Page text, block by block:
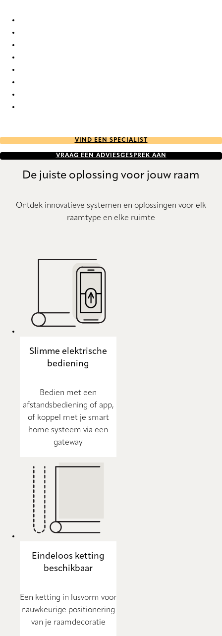
VIND EEN SPECIALIST
VRAAG EEN ADVIESGESPREK AAN
De juiste oplossing voor jouw raam
Ontdek innovatieve systemen en oplossingen voor elk
raamtype en elke ruimte
Slimme elektrische
bediening
Bedien met een
afstandsbediening of app,
of koppel met je smart
home systeem via een
gateway
Eindeloos ketting
beschikbaar
Een ketting in lusvorm voor
nauwkeurige positionering
van je raamdecoratie